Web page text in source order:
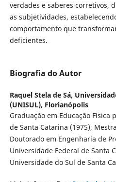
verdades e saberes corretivos,
as subjetividades,
comportamento que
deficientes.
Biografia do Autor
Raquel Stela de Sá,
(UNISUL), Florianópolis
Graduação em Educação Física
de Santa Catarina (1975),
Doutorado em Engenharia de
Universidade Federal de Santa
Universidade do Sul de Santa